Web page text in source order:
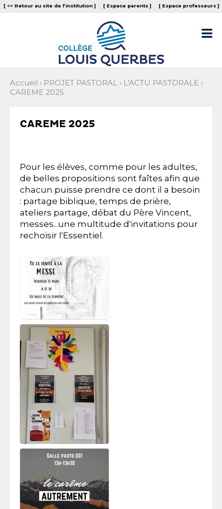
Aller
au
Outils
personnels
[ << Retour au site de l‘institution ] [ Espace parents ] [ Espace professeurs ]

Accueil › PROJET PASTORAL › L'ACTU PASTORALE ›
CAREME 2025
CAREME 2025
Pour les élèves, comme pour les adultes,
de belles propositions sont faîtes afin que
chacun puisse prendre ce dont il a besoin
: partage biblique, temps de prière,
ateliers partage, débat du Père Vincent,
messes...une multitude d'invitations pour
rechoisir l'Essentiel.